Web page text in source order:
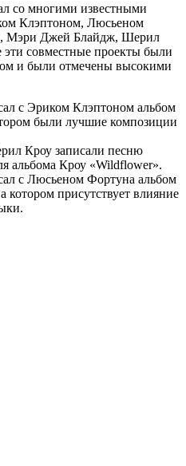
со многими известными
Клэптоном, Люсьеном
Мэри Джей Блайдж, Шерил
совместные проекты были
и были отмечены высокими
с Эриком Клэптоном альбом
были лучшие композиции
Кроу записали песню
альбома Кроу «Wildflower».
с Люсьеном Фортуна альбом
котором присутствует влияние